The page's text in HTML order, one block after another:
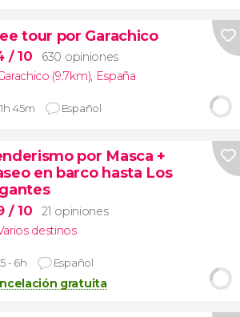
tour por Garachico
/ 10
630 opiniones
(9.7km), España
1h 45m Español
por Masca +
en barco hasta Los
/ 10
21 opiniones
destinos
5 - 6h Español
gratuita